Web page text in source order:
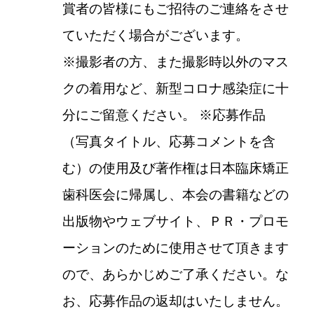
賞者の皆様にもご招待のご連絡をさせ
ていただく場合がございます。
※撮影者の方、また撮影時以外のマス
クの着用など、新型コロナ感染症に十
分にご留意ください。 ※応募作品
（写真タイトル、応募コメントを含
む）の使用及び著作権は日本臨床矯正
歯科医会に帰属し、本会の書籍などの
出版物やウェブサイト、ＰＲ・プロモ
ーションのために使用させて頂きます
ので、あらかじめご了承ください。な
お、応募作品の返却はいたしません。